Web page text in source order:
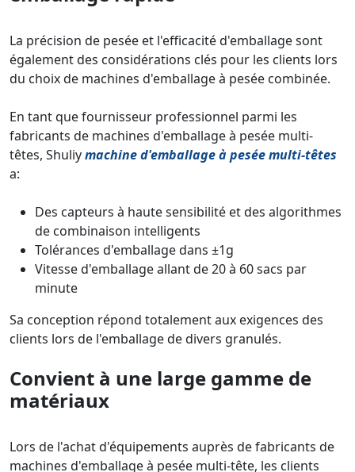
La précision de pesée et l'efficacité d'emballage sont
également des considérations clés pour les clients lors
du choix de machines d'emballage à pesée combinée.
En tant que fournisseur professionnel parmi les
fabricants de machines d'emballage à pesée multi-
têtes, Shuliymachine d'emballage à pesée multi-têtes
a:
Des capteurs à haute sensibilité et des algorithmes
de combinaison intelligents
Tolérances d'emballage dans ±1g
Vitesse d'emballage allant de 20 à 60 sacs par
minute
Sa conception répond totalement aux exigences des
clients lors de l'emballage de divers granulés.
Convient à une large gamme de
matériaux
Lors de l'achat d'équipements auprès de fabricants de
machines d'emballage à pesée multi-tête, les clients